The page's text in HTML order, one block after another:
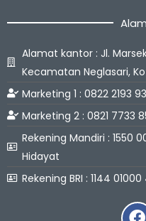
Alamat kantor : Jl.
Kecamatan Neglasari,
Marketing 1 : 0822 2193
Marketing 2 : 0821 7733
Rekening Mandiri : 1550
Hidayat
Rekening BRI : 1144